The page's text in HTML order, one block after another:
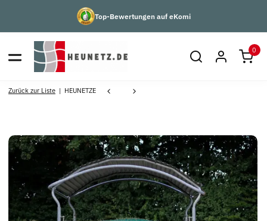
Top-Bewertungen auf eKomi
0
Zurück zur Liste HEUNETZE